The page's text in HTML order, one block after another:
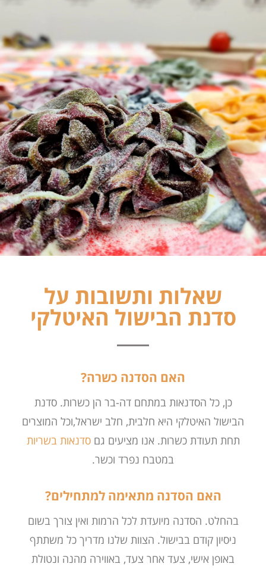
שאלות ותשובות על
סדנת הבישול האיטלקי
האם הסדנה כשרה?
כן, כל הסדנאות במתחם דה-בר הן כשרות. סדנת
הבישול האיטלקי היא חלבית, חלב ישראל,וכל המוצרים
תחת תעודת כשרות. אנו מציעים גםסדנאות בשריות
במטבח נפרד וכשר.
האם הסדנה מתאימה למתחילים?
בהחלט. הסדנה מיועדת לכל הרמות ואין צורך בשום
ניסיון קודם בבישול. הצוות שלנו מדריך כל משתתף
באופן אישי, צעד אחר צעד, באווירה מהנה ונטולת